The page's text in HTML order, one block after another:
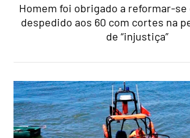
Homem foi obrigado a reformar-
despedido aos 60 com cortes na
de “injustiça”